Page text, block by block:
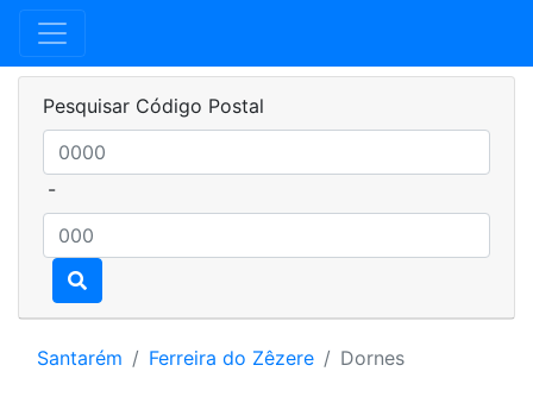
Pesquisar Código Postal
-
Santarém Ferreira do Zêzere Dornes